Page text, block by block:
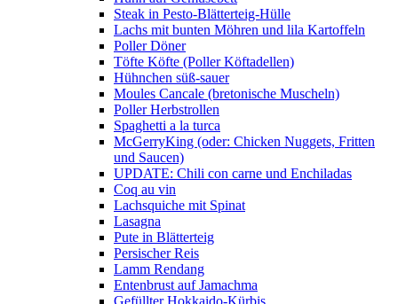
Steak in Pesto-Blätterteig-Hülle
Lachs mit bunten Möhren und lila Kartoffeln
Poller Döner
Töfte Köfte (Poller Köftadellen)
Hühnchen süß-sauer
Moules Cancale (bretonische Muscheln)
Poller Herbstrollen
Spaghetti a la turca
McGerryKing (oder: Chicken Nuggets, Fritten
und Saucen)
UPDATE: Chili con carne und Enchiladas
Coq au vin
Lachsquiche mit Spinat
Lasagna
Pute in Blätterteig
Persischer Reis
Lamm Rendang
Entenbrust auf Jamachma
Gefüllter Hokkaido-Kürbis